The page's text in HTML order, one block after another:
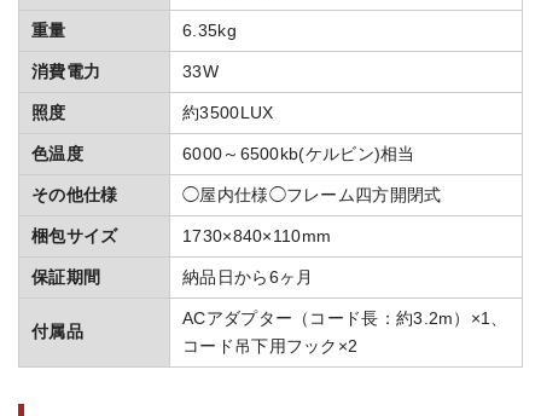
重量 6.35kg
消費電力 33W
照度 約3500LUX
色温度 6000～6500kb(ケルビン)相当
その他仕様 ◯屋内仕様◯フレーム四方開閉式
梱包サイズ 1730×840×110mm
保証期間 納品日から6ヶ月
付属品
ACアダプター（コード長：約3.2m）×1、
コード吊下用フック×2